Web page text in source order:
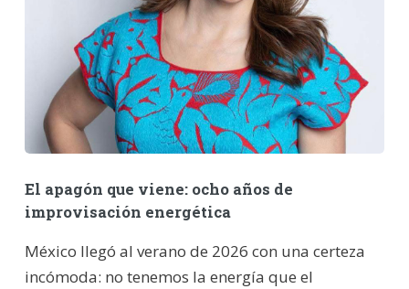
El apagón que viene: ocho años de
improvisación energética
México llegó al verano de 2026 con una certeza
incómoda: no tenemos la energía que el